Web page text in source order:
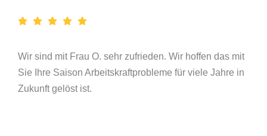
Wir sind mit Frau O. sehr zufrieden. Wir hoffen das mit
Sie Ihre Saison Arbeitskraftprobleme für viele Jahre in
Zukunft gelöst ist.